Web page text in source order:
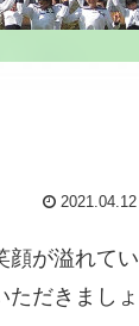
2021.04.12
顔が溢れてい
だきましょ